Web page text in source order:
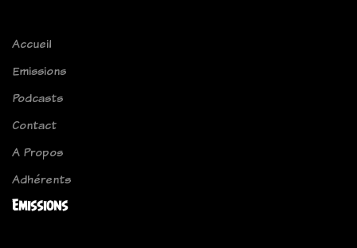
Accueil
Emissions
Podcasts
Contact
A Propos
Adhérents
Emissions